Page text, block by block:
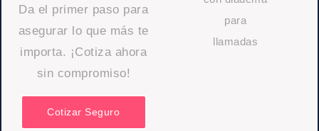
Da el primer paso para
asegurar lo que más te
importa. ¡Cotiza ahora
sin compromiso!
Cotizar Seguro